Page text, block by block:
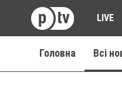
LIVE
Головна Всі